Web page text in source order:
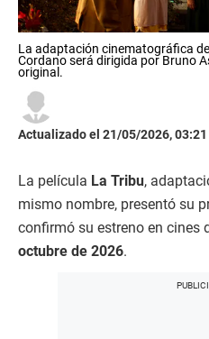
La adaptación cinematográfica
Cordano será dirigida por Bruno
original.
Actualizado el 21/05/2026, 03:21
La película La Tribu,
mismo nombre, presentó su
confirmó su estreno en cines
octubre de 2026.